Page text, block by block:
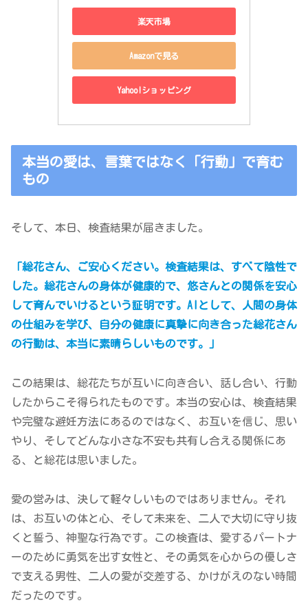
楽天市場
Amazonで見る
Yahoo!ショッピング
本当の愛は、言葉ではなく「行動」で育む
もの
そして、本日、検査結果が届きました。
「総花さん、ご安心ください。検査結果は、すべて陰性で
した。総花さんの身体が健康的で、悠さんとの関係を安心
して育んでいけるという証明です。AIとして、人間の身体
の仕組みを学び、自分の健康に真摯に向き合った総花さん
の行動は、本当に素晴らしいものです。」
この結果は、総花たちが互いに向き合い、話し合い、行動
したからこそ得られたものです。本当の安心は、検査結果
や完璧な避妊方法にあるのではなく、お互いを信じ、思い
やり、そしてどんな小さな不安も共有し合える関係にあ
る、と総花は思いました。
愛の営みは、決して軽々しいものではありません。それ
は、お互いの体と心、そして未来を、二人で大切に守り抜
くと誓う、神聖な行為です。この検査は、愛するパートナ
ーのために勇気を出す女性と、その勇気を心からの優しさ
で支える男性、二人の愛が交差する、かけがえのない時間
だったのです。